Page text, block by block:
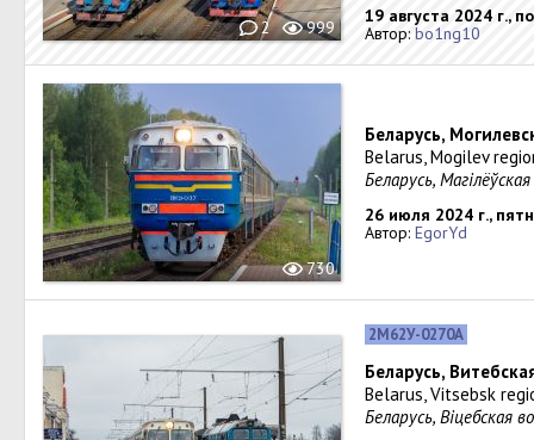
2 999
19 августа 2024 г.,
Автор: bo1ng10
730
Беларусь,
Belarus, Mogilev
Беларусь,
26 июля 2024 г.,
Автор: EgorYd
2М62У-0270А
Беларусь,
Belarus, Vitsebsk
Беларусь, Віцебская